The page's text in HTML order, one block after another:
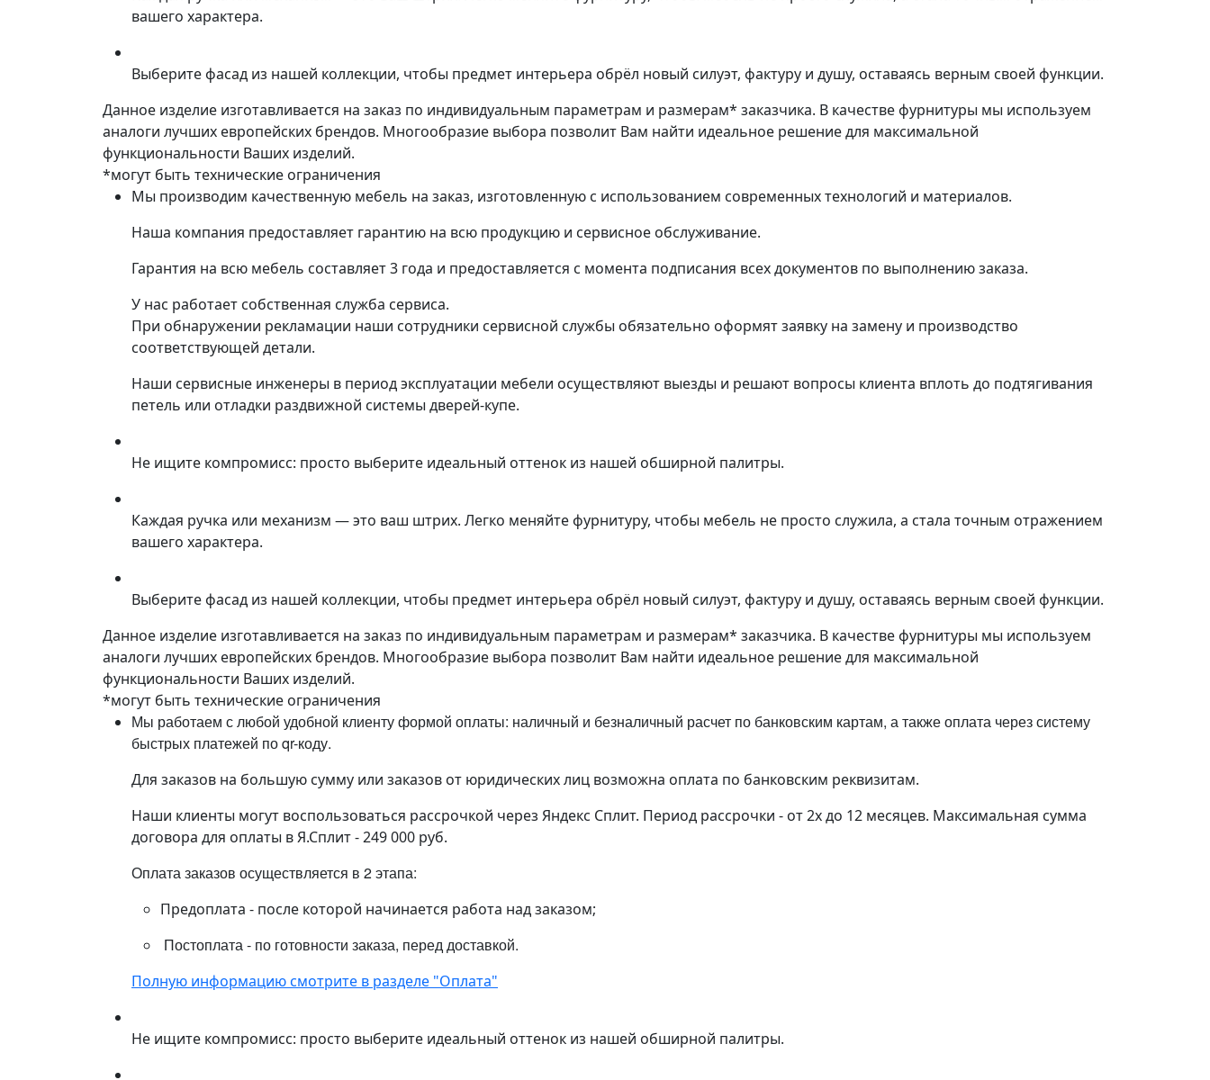
вашего характера.
Выберите фасад из нашей коллекции, чтобы предмет интерьера обрёл новый силуэт, фактуру и душу, оставаясь верным своей функции.
Данное изделие изготавливается на заказ по индивидуальным параметрам и размерам* заказчика. В качестве фурнитуры мы используем
аналоги лучших европейских брендов. Многообразие выбора позволит Вам найти идеальное решение для максимальной
функциональности Ваших изделий.
*могут быть технические ограничения
Мы производим качественную мебель на заказ, изготовленную с использованием современных технологий и материалов.
Наша компания предоставляет гарантию на всю продукцию и сервисное обслуживание.
Гарантия на всю мебель составляет 3 года и предоставляется с момента подписания всех документов по выполнению заказа.
У нас работает собственная служба сервиса.
При обнаружении рекламации наши сотрудники сервисной службы обязательно оформят заявку на замену и производство
соответствующей детали.
Наши сервисные инженеры в период эксплуатации мебели осуществляют выезды и решают вопросы клиента вплоть до подтягивания
петель или отладки раздвижной системы дверей-купе.
Не ищите компромисс: просто выберите идеальный оттенок из нашей обширной палитры.
Каждая ручка или механизм — это ваш штрих. Легко меняйте фурнитуру, чтобы мебель не просто служила, а стала точным отражением
вашего характера.
Выберите фасад из нашей коллекции, чтобы предмет интерьера обрёл новый силуэт, фактуру и душу, оставаясь верным своей функции.
Данное изделие изготавливается на заказ по индивидуальным параметрам и размерам* заказчика. В качестве фурнитуры мы используем
аналоги лучших европейских брендов. Многообразие выбора позволит Вам найти идеальное решение для максимальной
функциональности Ваших изделий.
*могут быть технические ограничения
Мы работаем с любой удобной клиенту формой оплаты: наличный и безналичный расчет по банковским картам, а также оплата через систему
быстрых платежей по qr-коду.
Для заказов на большую сумму или заказов от юридических лиц возможна оплата по банковским реквизитам.
Наши клиенты могут воспользоваться рассрочкой через Яндекс Сплит. Период рассрочки - от 2х до 12 месяцев. Максимальная сумма
договора для оплаты в Я.Сплит - 249 000 руб.
Оплата заказов осуществляется в 2 этапа:
Предоплата - после которой начинается работа над заказом;
Постоплата - по готовности заказа, перед доставкой.
Полную информацию смотрите в разделе "Оплата"
Не ищите компромисс: просто выберите идеальный оттенок из нашей обширной палитры.